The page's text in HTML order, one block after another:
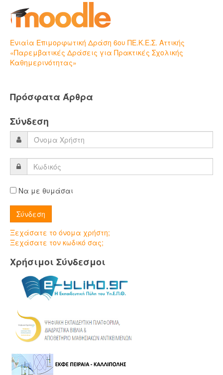
Ενιαία Επιμορφωτική Δράση 6ου ΠΕ.Κ.Ε.Σ. Αττικής
«Παρεμβατικές Δράσεις για Πρακτικές Σχολικής
Καθημερινότητας»
Πρόσφατα Άρθρα
Σύνδεση
Να με θυμάσαι
Ξεχάσατε το όνομα χρήστη;
Ξεχάσατε τον κωδικό σας;
Χρήσιμοι Σύνδεσμοι